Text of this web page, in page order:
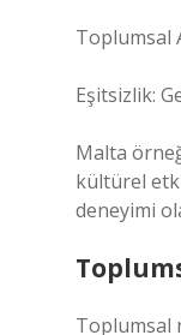
Toplumsal
Eşitsizlik:
Malta
kültürel
deneyimi
Toplumsal